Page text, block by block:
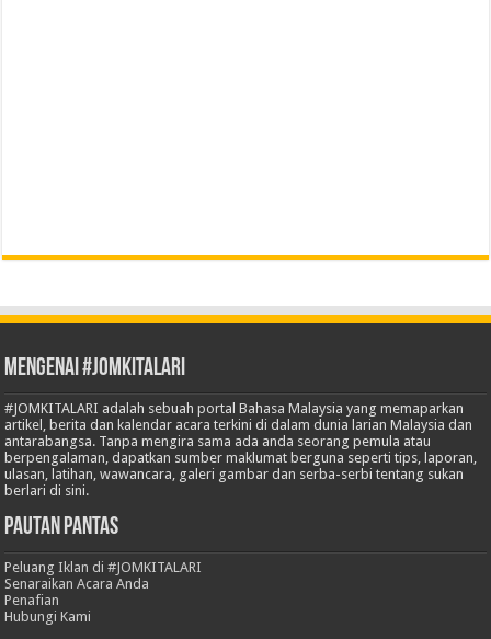
Mengenai #JOMKITALARI
#JOMKITALARI adalah sebuah portal Bahasa Malaysia yang memaparkan
artikel, berita dan kalendar acara terkini di dalam dunia larian Malaysia dan
antarabangsa. Tanpa mengira sama ada anda seorang pemula atau
berpengalaman, dapatkan sumber maklumat berguna seperti tips, laporan,
ulasan, latihan, wawancara, galeri gambar dan serba-serbi tentang sukan
berlari di sini.
Pautan Pantas
Peluang Iklan di #JOMKITALARI
Senaraikan Acara Anda
Penafian
Hubungi Kami